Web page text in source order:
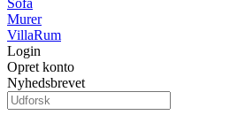
Sofa
Murer
VillaRum
Login
Opret konto
Nyhedsbrevet